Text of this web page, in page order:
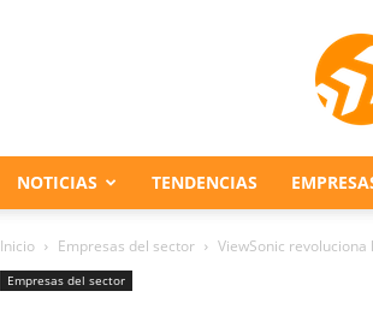
NOTICIAS TENDENCIAS
Inicio Empresas del sector ViewSonic
Empresas del sector